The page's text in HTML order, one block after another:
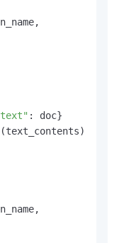
: doc}
(text_contents)